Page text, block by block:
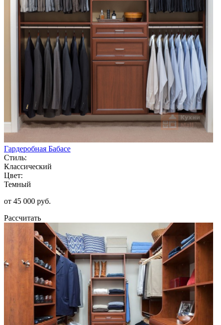
Гардеробная Бабасе
Стиль:
Классический
Цвет:
Темный
от 45 000 руб.
Рассчитать